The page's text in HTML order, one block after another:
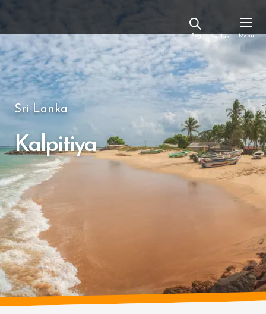
Kontakt
Sri Lanka
Kalpitiya